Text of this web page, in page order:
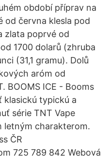
období příprav na
od června klesla pod
zlata poprvé od
1700 dolarů (zhruba
(31,1 gramu). Dolů
aróm od
BOOMS ICE - Booms
klasickú typickú a
série TNT Vape
letným charakterom.
ČR
725 789 842 Webová